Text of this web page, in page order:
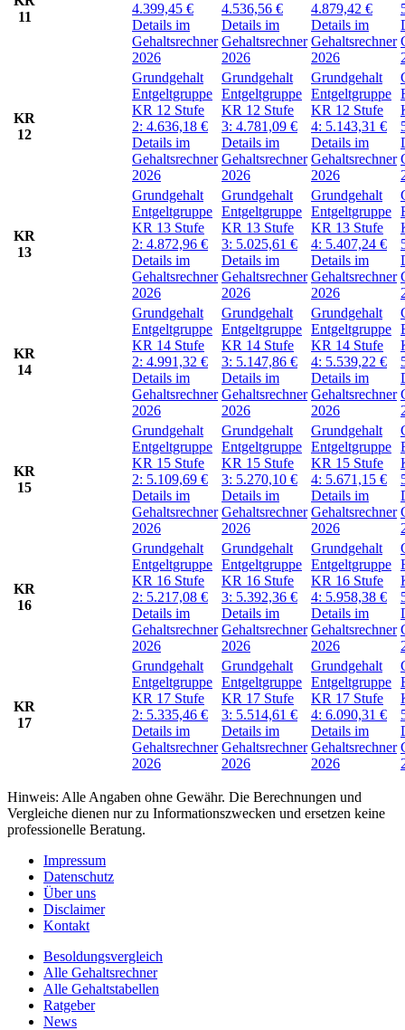
11
4.399,45 €
Details im
Gehaltsrechner
2026
4.536,56 €
Details im
Gehaltsrechner
2026
4.879,42 €
Details im
Gehaltsrechner
2026
KR
12
Grundgehalt
Entgeltgruppe
KR 12 Stufe
2: 4.636,18 €
Details im
Gehaltsrechner
2026
Grundgehalt
Entgeltgruppe
KR 12 Stufe
3: 4.781,09 €
Details im
Gehaltsrechner
2026
Grundgehalt
Entgeltgruppe
KR 12 Stufe
4: 5.143,31 €
Details im
Gehaltsrechner
2026
KR
13
Grundgehalt
Entgeltgruppe
KR 13 Stufe
2: 4.872,96 €
Details im
Gehaltsrechner
2026
Grundgehalt
Entgeltgruppe
KR 13 Stufe
3: 5.025,61 €
Details im
Gehaltsrechner
2026
Grundgehalt
Entgeltgruppe
KR 13 Stufe
4: 5.407,24 €
Details im
Gehaltsrechner
2026
KR
14
Grundgehalt
Entgeltgruppe
KR 14 Stufe
2: 4.991,32 €
Details im
Gehaltsrechner
2026
Grundgehalt
Entgeltgruppe
KR 14 Stufe
3: 5.147,86 €
Details im
Gehaltsrechner
2026
Grundgehalt
Entgeltgruppe
KR 14 Stufe
4: 5.539,22 €
Details im
Gehaltsrechner
2026
KR
15
Grundgehalt
Entgeltgruppe
KR 15 Stufe
2: 5.109,69 €
Details im
Gehaltsrechner
2026
Grundgehalt
Entgeltgruppe
KR 15 Stufe
3: 5.270,10 €
Details im
Gehaltsrechner
2026
Grundgehalt
Entgeltgruppe
KR 15 Stufe
4: 5.671,15 €
Details im
Gehaltsrechner
2026
KR
16
Grundgehalt
Entgeltgruppe
KR 16 Stufe
2: 5.217,08 €
Details im
Gehaltsrechner
2026
Grundgehalt
Entgeltgruppe
KR 16 Stufe
3: 5.392,36 €
Details im
Gehaltsrechner
2026
Grundgehalt
Entgeltgruppe
KR 16 Stufe
4: 5.958,38 €
Details im
Gehaltsrechner
2026
KR
17
Grundgehalt
Entgeltgruppe
KR 17 Stufe
2: 5.335,46 €
Details im
Gehaltsrechner
2026
Grundgehalt
Entgeltgruppe
KR 17 Stufe
3: 5.514,61 €
Details im
Gehaltsrechner
2026
Grundgehalt
Entgeltgruppe
KR 17 Stufe
4: 6.090,31 €
Details im
Gehaltsrechner
2026
Hinweis: Alle Angaben ohne Gewähr. Die Berechnungen und
Vergleiche dienen nur zu Informationszwecken und ersetzen keine
professionelle Beratung.
Impressum
Datenschutz
Über uns
Disclaimer
Kontakt
Besoldungsvergleich
Alle Gehaltsrechner
Alle Gehaltstabellen
Ratgeber
News